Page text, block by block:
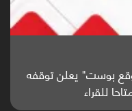
ألزهايمر بدراسة